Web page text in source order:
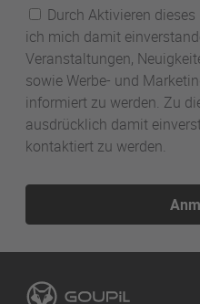
Durch Aktivieren
ich mich damit
Veranstaltungen,
sowie Werbe- und
informiert zu werden. Zu
ausdrücklich damit
kontaktiert zu werden.